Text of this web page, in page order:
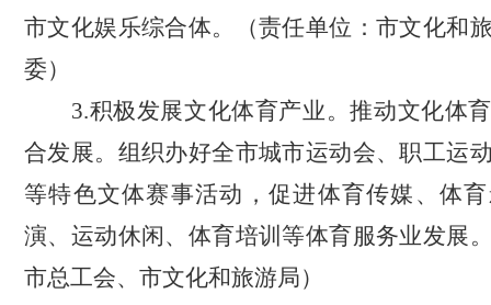
市文化娱乐综合体。
（责任单位：市文化和
委）
3.积极发展文化体育产业。推动文化体
合发展。组织办好全市城市运动会、职工运
等特色文体赛事活动，促进体育传媒、体
演、运动休闲、体育培训等体育服务业发展
市总工会、市文化和旅游局）